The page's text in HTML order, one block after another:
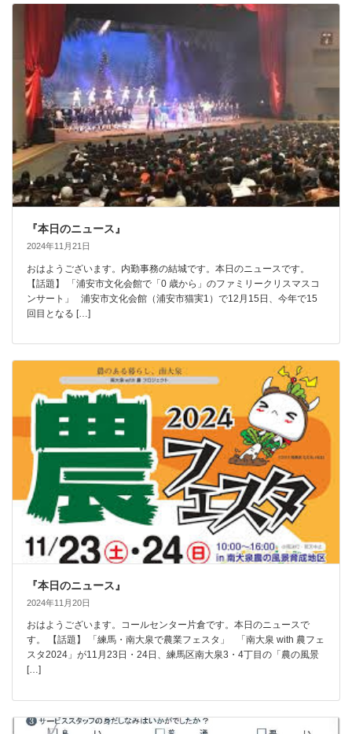
『本日のニュース』
2024年11月21日
おはようございます。内勤事務の結城です。本日のニュースです。
【話題】 「浦安市文化会館で「0 歳から」のファミリークリスマスコ
ンサート」 浦安市文化会館（浦安市猫実1）で12月15日、今年で15
回目となる […]
『本日のニュース』
2024年11月20日
おはようございます。コールセンター片倉です。本日のニュースで
す。 【話題】 「練馬・南大泉で農業フェスタ」 「南大泉 with 農フェ
スタ2024」が11月23日・24日、練馬区南大泉3・4丁目の「農の風景
[…]